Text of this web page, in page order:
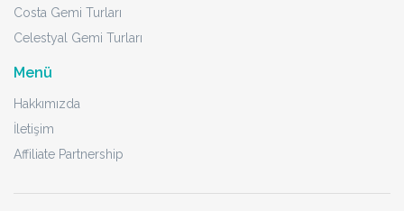
Costa Gemi Turları
Celestyal Gemi Turları
Menü
Hakkımızda
İletişim
Affiliate Partnership